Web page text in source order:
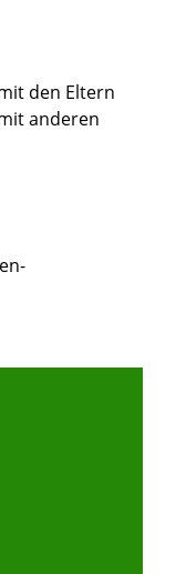
den Eltern
anderen